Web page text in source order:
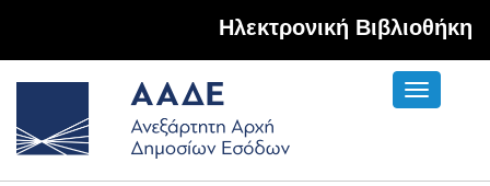
Hλεκτρονική Βιβλιοθήκη
Toggle